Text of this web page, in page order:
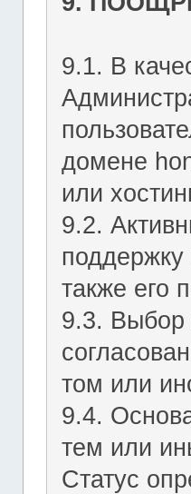
9.1. В
домене
или
9.2.
также его
9.3. Выбор
том или
9.4.
тем или
Статус